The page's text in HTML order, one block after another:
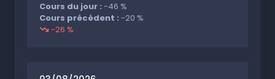
Cours du jour : -46 %
Cours précédent : -20 %
-26 %